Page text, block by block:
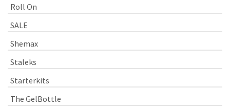
Roll On
SALE
Shemax
Staleks
Starterkits
The GelBottle